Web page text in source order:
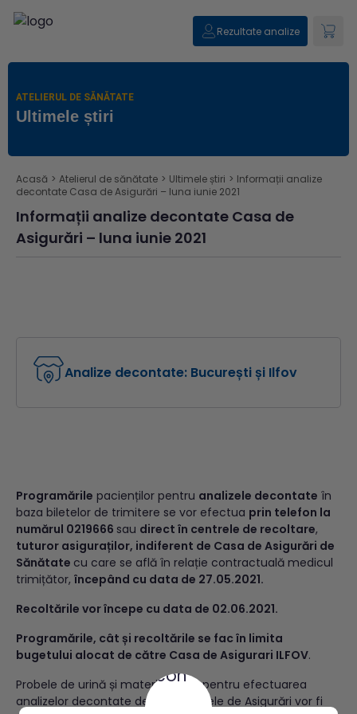
Rezultate analize
ATELIERUL DE SĂNĂTATE
Ultimele știri
Acasă > Atelierul de sănătate > Ultimele știri > Informații analize
decontate Casa de Asigurări – luna iunie 2021
Informații analize decontate Casa de
Asigurări – luna iunie 2021
Analize decontate: București și Ilfov
Programările pacienților pentru analizele decontate în
baza biletelor de trimitere se vor efectua prin telefon la
numărul 0219666 sau direct în centrele de recoltare,
tuturor asiguraților, indiferent de Casa de Asigurări de
Sănătate cu care se află în relație contractuală medicul
trimițător, începând cu data de 27.05.2021.
Recoltările vor începe cu data de 02.06.2021.
Programările, cât și recoltările se fac în limita
bugetului alocat de către Casa de Asigurari ILFOV.
Probele de urină și materii fecale pentru efectuarea
analizelor decontate de către Casele de Asigurări vor fi